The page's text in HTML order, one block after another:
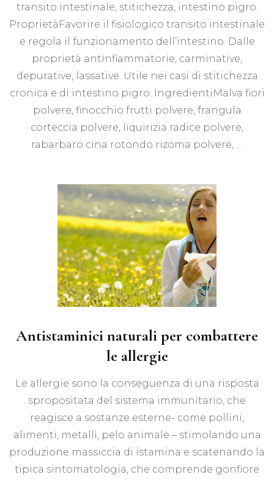
transito intestinale, stitichezza, intestino pigro.
ProprietàFavorire il fisiologico transito intestinale
e regola il funzionamento dell’intestino. Dalle
proprietà antinfiammatorie, carminative,
depurative, lassative. Utile nei casi di stitichezza
cronica e di intestino pigro. IngredientiMalva fiori
polvere, finocchio frutti polvere, frangula
corteccia polvere, liquirizia radice polvere,
rabarbaro cina rotondo rizoma polvere, …
Antistaminici naturali per combattere
le allergie
Le allergie sono la conseguenza di una risposta
spropositata del sistema immunitario, che
reagisce a sostanze esterne- come pollini,
alimenti, metalli, pelo animale – stimolando una
produzione massiccia di istamina e scatenando la
tipica sintomatologia, che comprende gonfiore